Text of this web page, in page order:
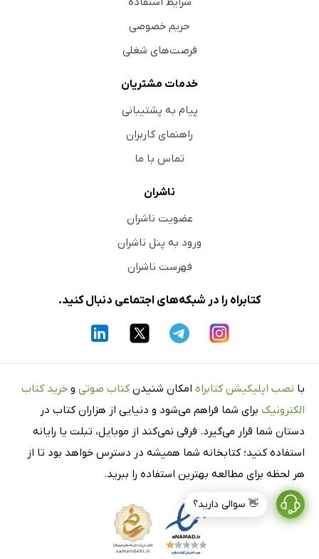
👋 سوالی دارید؟
حریم خصوصی
فرصت‌های شغلی
خدمات مشتریان
پیام به پشتیبانی
راهنمای کاربران
تماس با ما
ناشران
عضویت ناشران
ورود به پنل ناشران
فهرست ناشران
کتابراه را در شبکه‌های اجتماعی دنبال کنید.
با نصب اپلیکیشن کتابراه امکان شنیدن کتاب صوتی و خرید کتاب
الکترونیک برای شما فراهم می‌شود و دنیایی از هزاران کتاب در
دستان شما قرار می‌گیرد. فرقی نمی‌کند از موبایل، تبلت یا رایانه
استفاده کنید؛ کتابخانه شما همیشه در دسترس خواهد بود تا از
هر لحظه برای مطالعه بهترین استفاده را ببرید.